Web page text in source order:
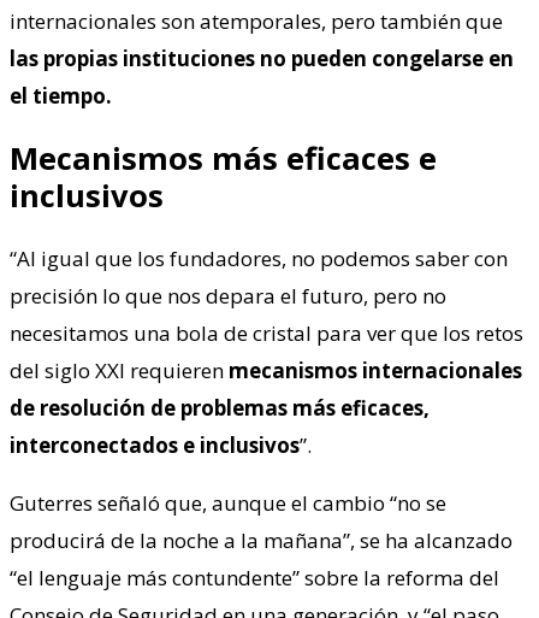
internacionales son atemporales, pero también que
las propias instituciones no pueden congelarse en
el tiempo.
Mecanismos más eficaces e
inclusivos
“Al igual que los fundadores, no podemos saber con
precisión lo que nos depara el futuro, pero no
necesitamos una bola de cristal para ver que los retos
del siglo XXI requieren mecanismos internacionales
de resolución de problemas más eficaces,
interconectados e inclusivos”.
Guterres señaló que, aunque el cambio “no se
producirá de la noche a la mañana”, se ha alcanzado
“el lenguaje más contundente” sobre la reforma del